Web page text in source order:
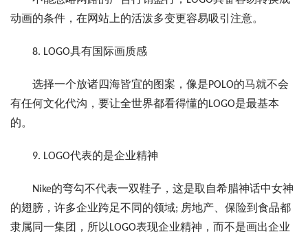
动画的条件，在网站上的活泼多变更容易吸引注意。
8. LOGO具有国际画质感
选择一个放诸四海皆宜的图案，像是POLO的马就不会
有任何文化代沟，要让全世界都看得懂的LOGO是最基本
的。
9. LOGO代表的是企业精神
Nike的弯勾不代表一双鞋子，这是取自希腊神话中女神
的翅膀，许多企业跨足不同的领域; 房地产、保险到食品都
隶属同一集团，所以LOGO表现企业精神，而不是画出企业